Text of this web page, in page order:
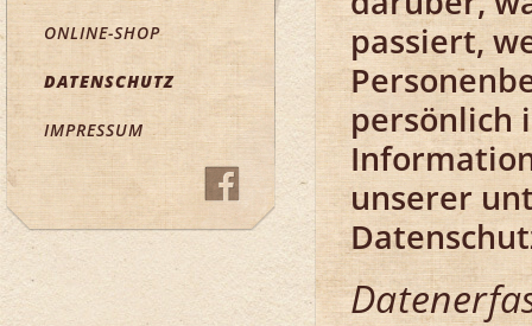
ONLINE-SHOP
DATENSCHUTZ
IMPRESSUM
passiert,
persönlich
unserer